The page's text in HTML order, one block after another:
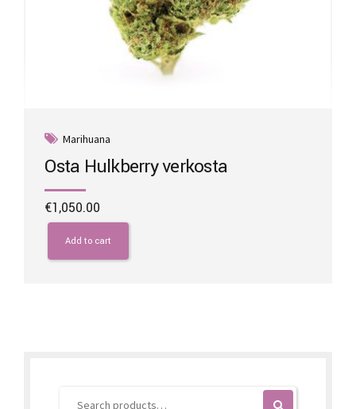
Marihuana
Osta Hulkberry verkosta
€1,050.00
Add to cart